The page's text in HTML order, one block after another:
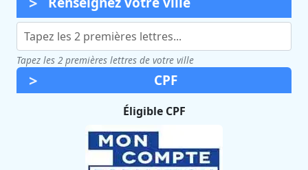
Tapez les 2 premières lettres de votre ville
CPF
Éligible CPF